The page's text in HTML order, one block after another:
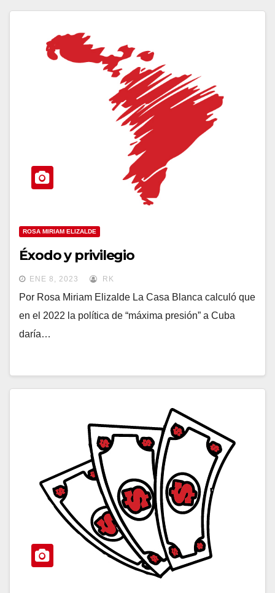
ROSA MIRIAM ELIZALDE
Éxodo y privilegio
ENE 8, 2023 RK
Por Rosa Miriam Elizalde La Casa Blanca calculó que
en el 2022 la política de “máxima presión” a Cuba
daría…